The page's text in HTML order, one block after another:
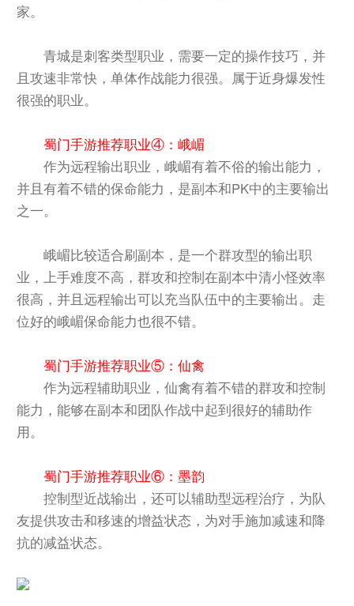
家。
青城是刺客类型职业，需要一定的操作技巧，并
且攻速非常快，单体作战能力很强。属于近身爆发性
很强的职业。
蜀门手游推荐职业④：峨嵋
作为远程输出职业，峨嵋有着不俗的输出能力，
并且有着不错的保命能力，是副本和PK中的主要输出
之一。
峨嵋比较适合刷副本，是一个群攻型的输出职
业，上手难度不高，群攻和控制在副本中清小怪效率
很高，并且远程输出可以充当队伍中的主要输出。走
位好的峨嵋保命能力也很不错。
蜀门手游推荐职业⑤：仙禽
作为远程辅助职业，仙禽有着不错的群攻和控制
能力，能够在副本和团队作战中起到很好的辅助作
用。
蜀门手游推荐职业⑥：墨韵
控制型近战输出，还可以辅助型远程治疗，为队
友提供攻击和移速的增益状态，为对手施加减速和降
抗的减益状态。